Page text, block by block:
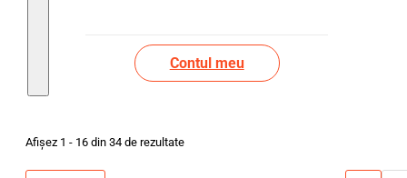
Contul meu
Afișez 1 - 16 din 34 de rezultate